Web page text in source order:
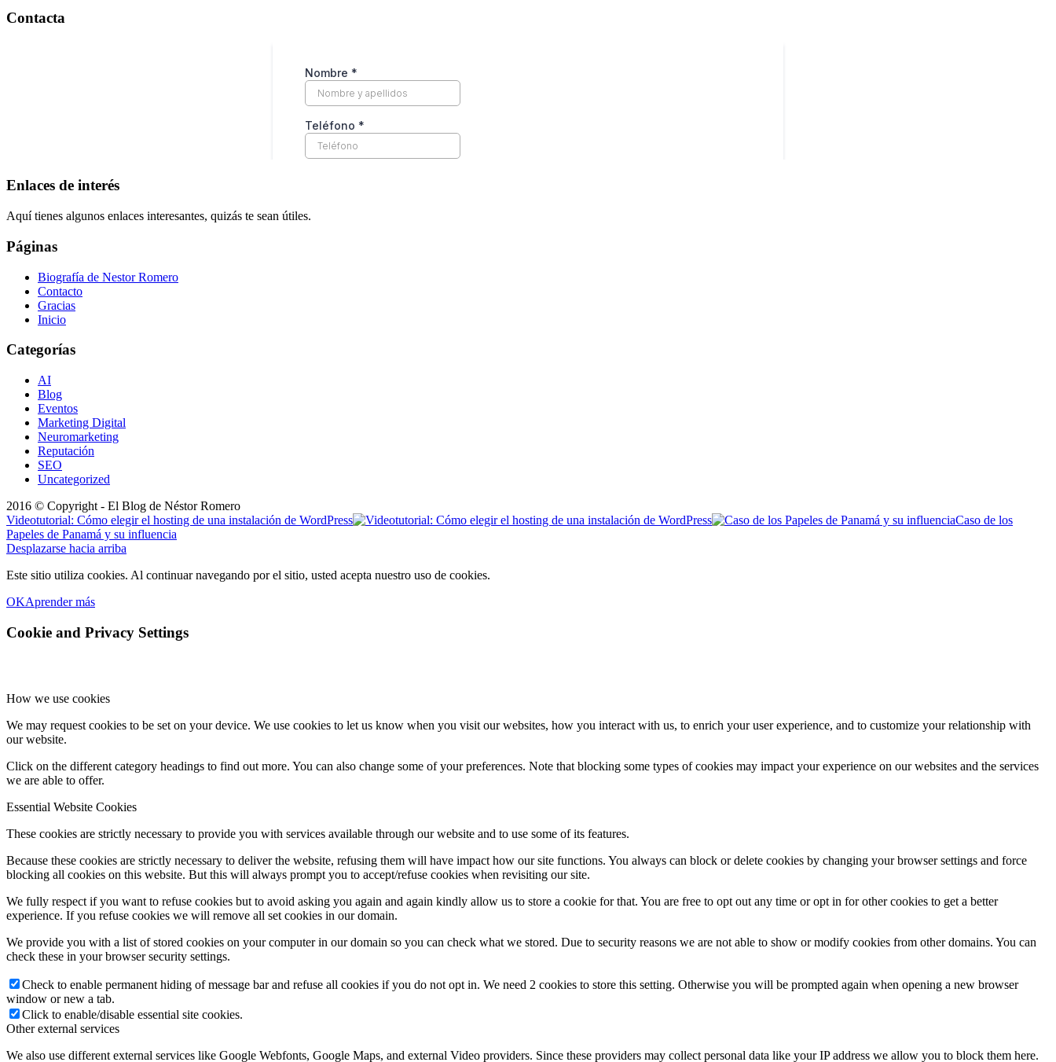
Contacta
Enlaces de interés
Aquí tienes algunos enlaces interesantes, quizás te sean útiles.
Páginas
Biografía de Nestor Romero
Contacto
Gracias
Inicio
Categorías
AI
Blog
Eventos
Marketing Digital
Neuromarketing
Reputación
SEO
Uncategorized
2016 © Copyright - El Blog de Néstor Romero
Videotutorial: Cómo elegir el hosting de una instalación de WordPress
Caso de los
Papeles de Panamá y su influencia
Desplazarse hacia arriba
Este sitio utiliza cookies. Al continuar navegando por el sitio, usted acepta nuestro uso de cookies.
OKAprender más
Cookie and Privacy Settings
How we use cookies
We may request cookies to be set on your device. We use cookies to let us know when you visit our websites, how you interact with us, to enrich your user experience, and to customize your relationship with
our website.
Click on the different category headings to find out more. You can also change some of your preferences. Note that blocking some types of cookies may impact your experience on our websites and the services
we are able to offer.
Essential Website Cookies
These cookies are strictly necessary to provide you with services available through our website and to use some of its features.
Because these cookies are strictly necessary to deliver the website, refusing them will have impact how our site functions. You always can block or delete cookies by changing your browser settings and force
blocking all cookies on this website. But this will always prompt you to accept/refuse cookies when revisiting our site.
We fully respect if you want to refuse cookies but to avoid asking you again and again kindly allow us to store a cookie for that. You are free to opt out any time or opt in for other cookies to get a better
experience. If you refuse cookies we will remove all set cookies in our domain.
We provide you with a list of stored cookies on your computer in our domain so you can check what we stored. Due to security reasons we are not able to show or modify cookies from other domains. You can
check these in your browser security settings.
Check to enable permanent hiding of message bar and refuse all cookies if you do not opt in. We need 2 cookies to store this setting. Otherwise you will be prompted again when opening a new browser
window or new a tab.
Click to enable/disable essential site cookies.
Other external services
We also use different external services like Google Webfonts, Google Maps, and external Video providers. Since these providers may collect personal data like your IP address we allow you to block them here.